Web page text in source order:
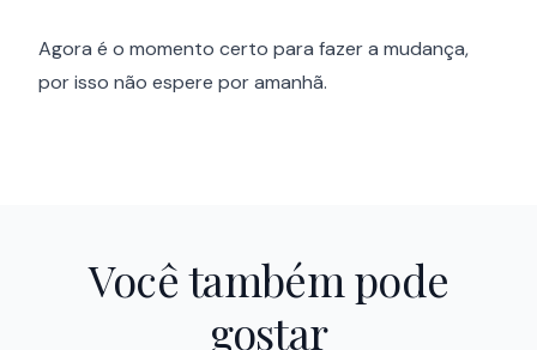
Agora é o momento certo para fazer a mudança,
por isso não espere por amanhã.
Você também pode
gostar